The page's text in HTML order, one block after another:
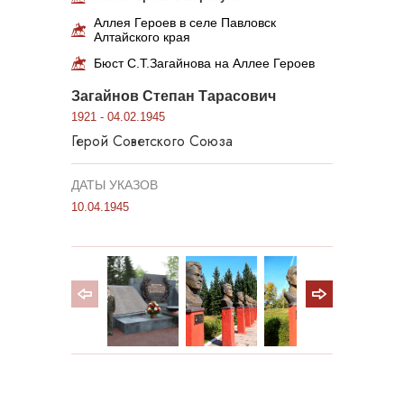
Аллея Героев в селе Павловск
Алтайского края
Бюст С.Т.Загайнова на Аллее Героев
Загайнов Степан Тарасович
1921 - 04.02.1945
Герой Советского Союза
ДАТЫ УКАЗОВ
10.04.1945